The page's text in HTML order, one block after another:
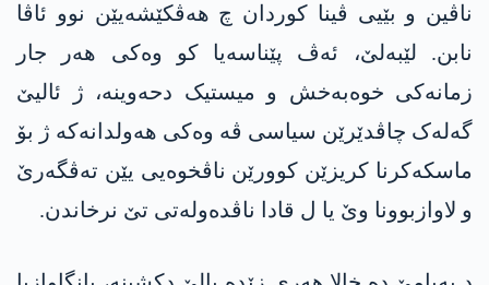
ناڤین و بێیی ڤینا کوردان چ ھەڤکێشەیێن نوو ئاڤا
نابن. لێبەلێ، ئەڤ پێناسەیا کو وەکی ھەر جار
زمانەکی خوەبەخش و میستیک دحەوینە، ژ ئالیێ
گەلەک چاڤدێرێن سیاسی ڤە وەکی ھەولدانەکە ژ بۆ
ماسکەکرنا کریزێن کوورێن ناڤخوەیی یێن تەڤگەرێ
و لاوازبوونا وێ یا ل قادا ناڤدەولەتی تێ نرخاندن.